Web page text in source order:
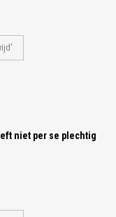
niet per se plechtig